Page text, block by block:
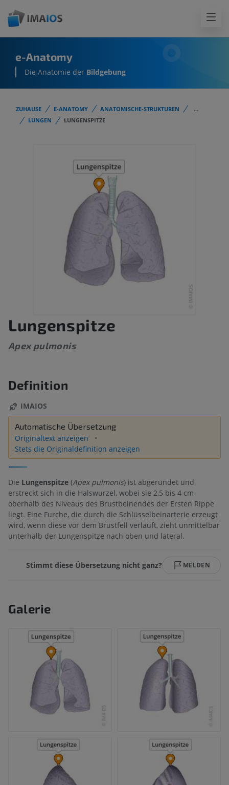
e-Anatomy
Die Anatomie der Bildgebung
ZUHAUSE E-ANATOMY ANATOMISCHE-STRUKTUREN
...
LUNGEN
LUNGENSPITZE
Lungenspitze
Apex pulmonis
Definition
IMAIOS
Automatische Übersetzung
Originaltext anzeigen
Stets die Originaldefinition anzeigen
Die Lungenspitze (Apex pulmonis) ist abgerundet und
erstreckt sich in die Halswurzel, wobei sie 2,5 bis 4 cm
oberhalb des Niveaus des Brustbeinendes der Ersten Rippe
liegt. Eine Furche, die durch die Schlüsselbeinarterie erzeugt
wird, wenn diese vor dem Brustfell verläuft, zieht unmittelbar
unterhalb der Lungenspitze nach oben und lateral.
Stimmt diese Übersetzung nicht ganz? MELDEN
Galerie